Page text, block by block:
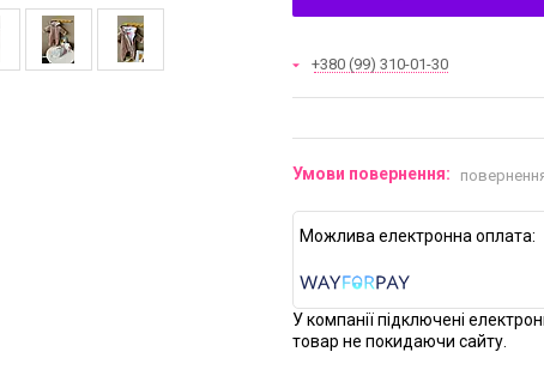
+380 (99) 310-01-30
У компанії підключені
товар не покидаючи сайту.